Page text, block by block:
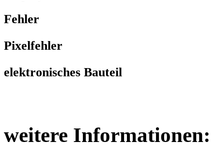
Fehler
Pixelfehler
elektronisches Bauteil
weitere Informationen: